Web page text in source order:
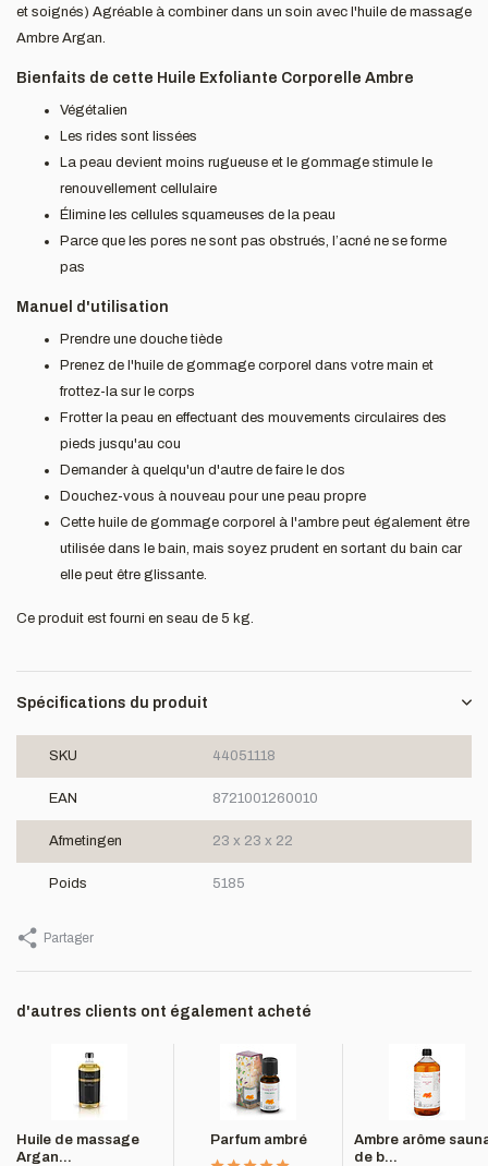
et soignés) Agréable à combiner dans un soin avec l'huile de massage
Ambre Argan.
Bienfaits de cette Huile Exfoliante Corporelle Ambre
Végétalien
Les rides sont lissées
La peau devient moins rugueuse et le gommage stimule le
renouvellement cellulaire
Élimine les cellules squameuses de la peau
Parce que les pores ne sont pas obstrués, l’acné ne se forme
pas
Manuel d'utilisation
Prendre une douche tiède
Prenez de l'huile de gommage corporel dans votre main et
frottez-la sur le corps
Frotter la peau en effectuant des mouvements circulaires des
pieds jusqu'au cou
Demander à quelqu'un d'autre de faire le dos
Douchez-vous à nouveau pour une peau propre
Cette huile de gommage corporel à l'ambre peut également être
utilisée dans le bain, mais soyez prudent en sortant du bain car
elle peut être glissante.
Ce produit est fourni en seau de 5 kg.
Spécifications du produit
SKU 44051118
EAN 8721001260010
Afmetingen 23 x 23 x 22
Poids 5185
Partager
d'autres clients ont également acheté
Huile de massage
Argan...
Parfum ambré
Ambre arôme
de b...